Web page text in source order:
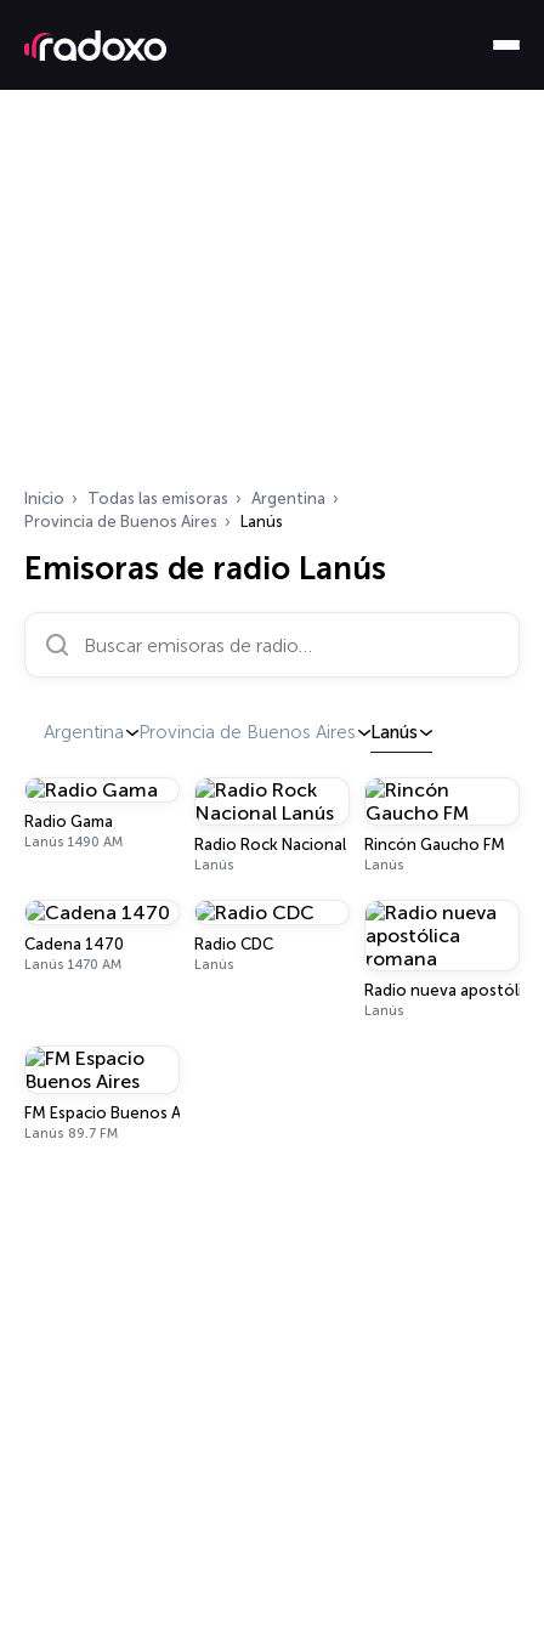
Inicio Todas las emisoras
Argentina
Provincia de Buenos Aires
Lanús
Emisoras de radio Lanús
Argentina Provincia de Buenos Aires Lanús
Radio Gama
Lanús 1490 AM Radio Rock Nacional Lanús
Lanús
Rincón Gaucho FM
Lanús
Cadena 1470
Lanús 1470 AM
Radio CDC
Lanús
Radio nueva apostólica
Lanús
FM Espacio Buenos Aires
Lanús 89.7 FM